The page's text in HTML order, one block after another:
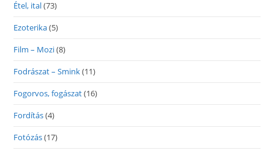
Étel, ital(73)
Ezoterika(5)
Film – Mozi(8)
Fodrászat – Smink(11)
Fogorvos, fogászat(16)
Fordítás(4)
Fotózás(17)